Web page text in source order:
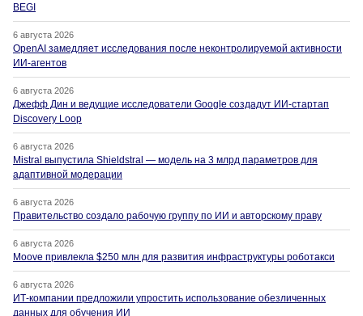
BEGI
6 августа 2026
OpenAI замедляет исследования после неконтролируемой активности
ИИ-агентов
6 августа 2026
Джефф Дин и ведущие исследователи Google создадут ИИ-стартап
Discovery Loop
6 августа 2026
Mistral выпустила Shieldstral — модель на 3 млрд параметров для
адаптивной модерации
6 августа 2026
Правительство создало рабочую группу по ИИ и авторскому праву
6 августа 2026
Moove привлекла $250 млн для развития инфраструктуры роботакси
6 августа 2026
ИТ-компании предложили упростить использование обезличенных
данных для обучения ИИ